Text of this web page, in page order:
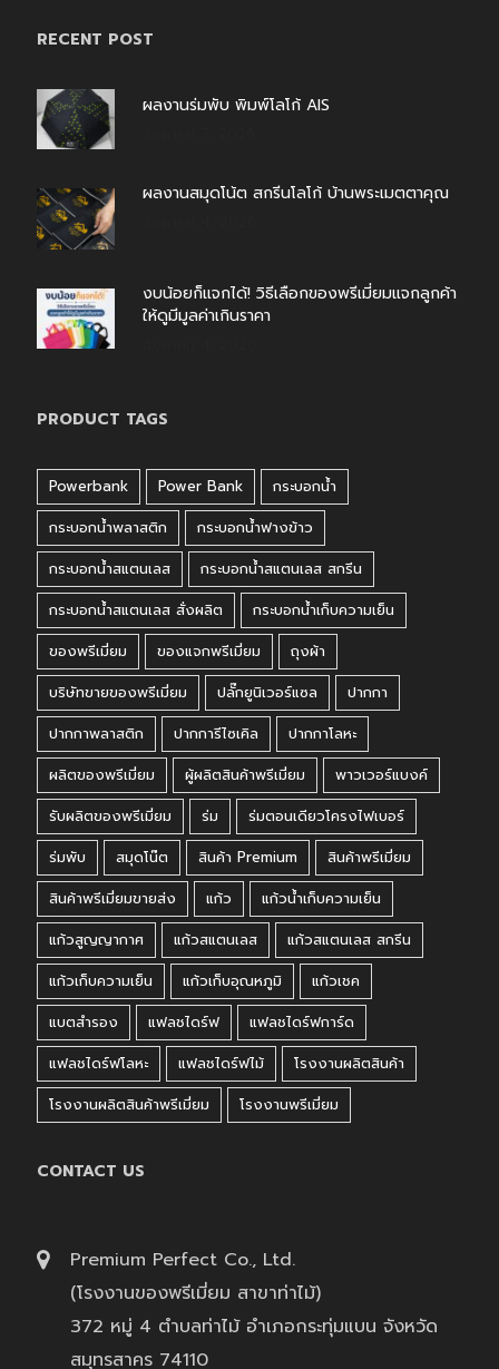
RECENT POST
ผลงานร่มพับ พิมพ์โลโก้ AIS
ผลงานสมุดโน้ต สกรีนโลโก้ บ้านพระเมตตาคุณ
งบน้อยก็แจกได้! วิธีเลือกของพรีเมี่ยมแจกลูกค้า
ให้ดูมีมูลค่าเกินราคา
PRODUCT TAGS
Powerbank Power Bank
กระบอกน้ำ
กระบอกน้ำพลาสติก
กระบอกน้ำฟางข้าว
กระบอกน้ำสแตนเลส
กระบอกน้ำสแตนเลส สกรีน
กระบอกน้ำสแตนเลส สั่งผลิต
กระบอกน้ำเก็บความเย็น
ของพรีเมี่ยม
ของแจกพรีเมี่ยม
ถุงผ้า
บริษัทขายของพรีเมี่ยม
ปลั๊กยูนิเวอร์แซล
ปากกา
ปากกาพลาสติก
ปากการีไซเคิล
ปากกาโลหะ
ผลิตของพรีเมี่ยม
ผู้ผลิตสินค้าพรีเมี่ยม
พาวเวอร์แบงค์
รับผลิตของพรีเมี่ยม
ร่ม
ร่มตอนเดียวโครงไฟเบอร์
ร่มพับ
สมุดโน๊ต สินค้า Premium
สินค้าพรีเมี่ยม
สินค้าพรีเมี่ยมขายส่ง
แก้ว
แก้วน้ำเก็บความเย็น
แก้วสูญญากาศ
แก้วสแตนเลส
แก้วสแตนเลส สกรีน
แก้วเก็บความเย็น
แก้วเก็บอุณหภูมิ
แก้วเชค
แบตสำรอง
แฟลชไดร์ฟ
แฟลชไดร์ฟการ์ด
แฟลชไดร์ฟโลหะ
แฟลชไดร์ฟไม้
โรงงานผลิตสินค้า
โรงงานผลิตสินค้าพรีเมี่ยม
โรงงานพรีเมี่ยม
CONTACT US
Premium Perfect Co., Ltd.
(โรงงานของพรีเมี่ยม สาขาท่าไม้)
372 หมู่ 4 ตำบลท่าไม้ อำเภอกระทุ่มแบน จังหวัด
สมุทรสาคร 74110